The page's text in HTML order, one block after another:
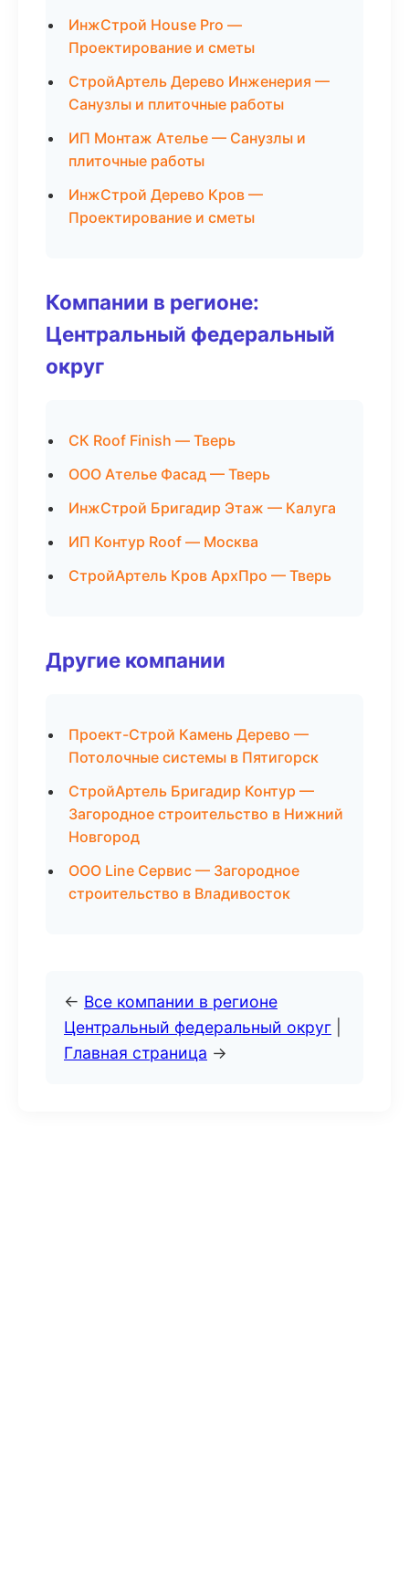
ИнжСтрой House Pro —
Проектирование и сметы
СтройАртель Дерево Инженерия —
Санузлы и плиточные работы
ИП Монтаж Ателье — Санузлы и
плиточные работы
ИнжСтрой Дерево Кров —
Проектирование и сметы
Компании в регионе:
Центральный федеральный
округ
СК Roof Finish — Тверь
ООО Ателье Фасад — Тверь
ИнжСтрой Бригадир Этаж — Калуга
ИП Контур Roof — Москва
СтройАртель Кров АрхПро — Тверь
Другие компании
Проект-Строй Камень Дерево —
Потолочные системы в Пятигорск
СтройАртель Бригадир Контур —
Загородное строительство в Нижний
Новгород
ООО Line Сервис — Загородное
строительство в Владивосток
← Все компании в регионе
Центральный федеральный округ
Главная страница →